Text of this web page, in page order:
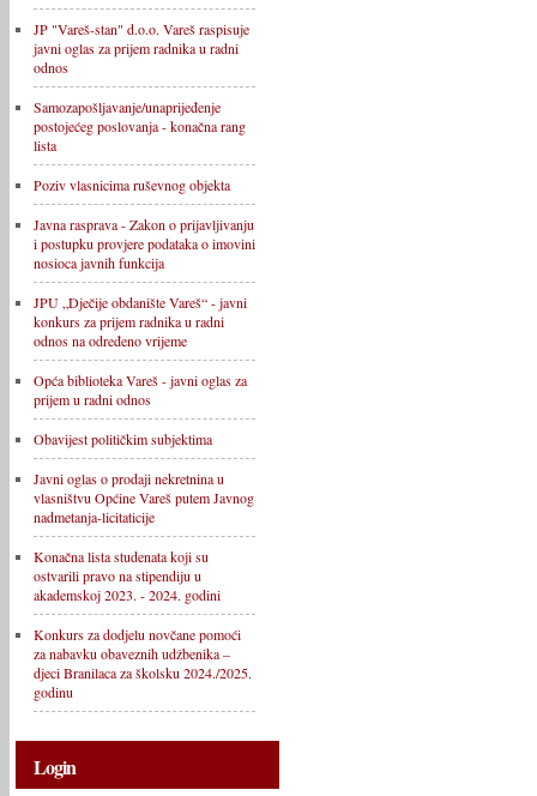
JP "Vareš-stan" d.o.o. Vareš raspisuje
javni oglas za prijem radnika u radni
odnos
Samozapošljavanje/unaprijeđenje
postojećeg poslovanja - konačna rang
lista
Poziv vlasnicima ruševnog objekta
Javna rasprava - Zakon o prijavljivanju
i postupku provjere podataka o imovini
nosioca javnih funkcija
JPU „Dječije obdanište Vareš“ - javni
konkurs za prijem radnika u radni
odnos na određeno vrijeme
Opća biblioteka Vareš - javni oglas za
prijem u radni odnos
Obavijest političkim subjektima
Javni oglas o prodaji nekretnina u
vlasništvu Općine Vareš putem Javnog
nadmetanja-licitaticije
Konačna lista studenata koji su
ostvarili pravo na stipendiju u
akademskoj 2023. - 2024. godini
Konkurs za dodjelu novčane pomoći
za nabavku obaveznih udžbenika –
djeci Branilaca za školsku 2024./2025.
godinu
Login